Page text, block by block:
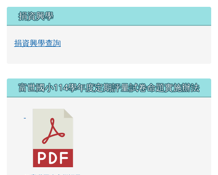
昨天：
總計：
捐資興學
捐資興學查詢
右邊區域內容
富世國小114學年度定期評量試卷命題實施辦法